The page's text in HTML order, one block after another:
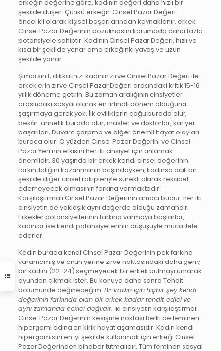
erkeğin değerine göre, kadının değeri daha hızlı bir
şekilde düşer. Çünkü erkeğin Cinsel Pazar Değeri
öncelikli olarak kişisel başarılarından kaynaklanır, erkek
Cinsel Pazar Değerinin bozulmasını korumada daha fazla
potansiyele sahiptir. Kadının Cinsel Pazar Değeri, hızlı ve
kısa bir şekilde yanar ama erkeğinki yavaş ve uzun
şekilde yanar.
Şimdi sınıf, dikkatinizi kadının zirve Cinsel Pazar Değeri ile
erkeklerin zirve Cinsel Pazar Değeri arasındaki kritik 15-16
yıllık döneme getirin. Bu zaman aralığının cinsiyetler
arasındaki sosyal olarak en fırtınalı dönem olduğuna
şaşırmaya gerek yok. İlk evliliklerin çoğu burada olur,
bekâr-annelik burada olur, master ve doktorlar, kariyer
başarıları, Duvara çarpma ve diğer önemli hayat olayları
burada olur. O yüzden Cinsel Pazar Değerini ve Cinsel
Pazar Yeri’nin etkisini her iki cinsiyet için anlamak
önemlidir. 30 yaşında bir erkek kendi cinsel değerinin
farkındalığını kazanmanın başındayken, kadınsa acılı bir
şekilde diğer cinsel rakipleriyle sürekli olarak rekabet
edemeyecek olmasının farkına varmaktadır.
Karşılaştırmalı Cinsel Pazar Değerinin amacı budur: her iki
cinsiyetin de yaklaşık aynı değerde olduğu zamandır.
Erkekler potansiyellerinin farkına varmaya başlarlar,
kadınlar ise kendi potansiyellerinin düşüşüyle mücadele
ederler.
Kadın burada kendi Cinsel Pazar Değerinin pek farkına
varamamış ve onun yerine zirve noktasındaki daha genç
bir kadını (22-24) seçmeyecek bir erkek bulmayı umarak
oyundan çıkmak ister. Bu konuya daha sonra Tehdit
bölümünde değineceğim: Bir kadın için hiçbir şey kendi
değerinin farkında olan bir erkek kadar tehdit edici ve
aynı zamanda çekici değildir. İki cinsiyetin karşılaştırmalı
Cinsel Pazar Değerinin kesişme noktası belki de feminen
hipergami adına en kirik hayat aşamasıdır. Kadın kendi
hipergamisini en iyi şekilde kullanmak için erkeği Cinsel
Pazar Değerinden bihaber tutmalıdır. Tüm feminen sosyal